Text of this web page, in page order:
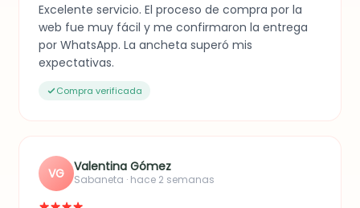
Excelente servicio. El proceso de compra por la
web fue muy fácil y me confirmaron la entrega
por WhatsApp. La ancheta superó mis
expectativas.
Compra verificada
VG Valentina Gómez
Sabaneta · hace 2 semanas